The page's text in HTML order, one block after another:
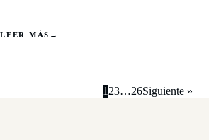
LEER MÁS →
1 23…26Siguiente »